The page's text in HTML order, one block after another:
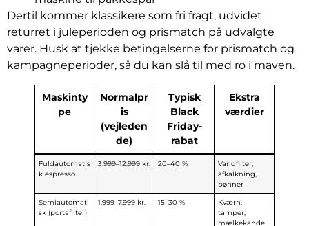
Dertil kommer klassikere som fri fragt, udvidet
returret i juleperioden og prismatch på udvalgte
varer. Husk at tjekke betingelserne for prismatch og
kampagneperioder, så du kan slå til med ro i maven.
Maskinty
pe
Normalpr
is
(vejleden
de)
Typisk
Black
Friday-
rabat
Ekstra
værdier
Fuldautomatis
k espresso
3.999–12.999 kr. 20–40 %
Vandfilter,
afkalkning,
bønner
Semiautomati
sk (portafilter)
1.999–7.999 kr. 15–30 %
Kværn,
tamper,
mælkekande